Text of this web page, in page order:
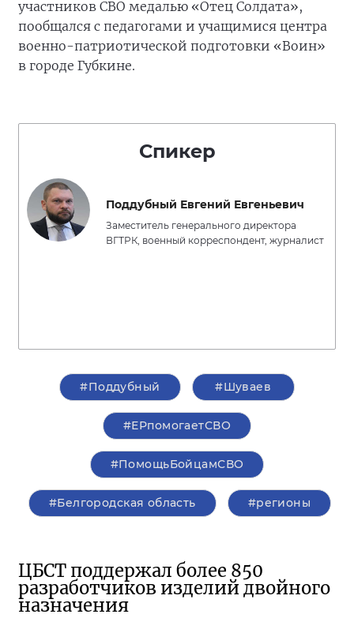
участников СВО медалью «Отец Солдата»,
пообщался с педагогами и учащимися центра
военно-патриотической подготовки «Воин»
в городе Губкине.
Спикер
Поддубный Евгений Евгеньевич
Заместитель генерального директора
ВГТРК, военный корреспондент, журналист
#Поддубный #Шуваев
#ЕРпомогаетСВО
#ПомощьБойцамСВО
#Белгородская область #регионы
ЦБСТ поддержал более 850
разработчиков изделий двойного
назначения